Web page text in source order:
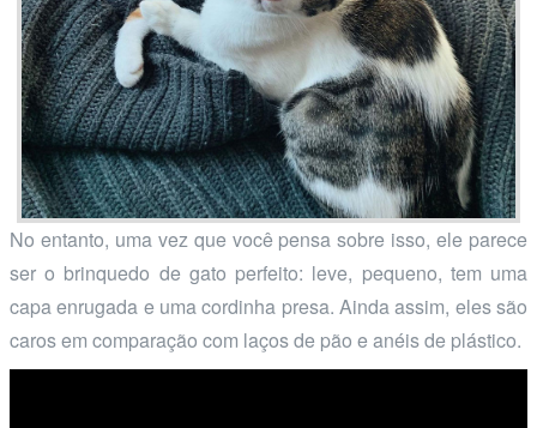
No entanto, uma vez que você pensa sobre isso, ele parece
ser o brinquedo de gato perfeito: leve, pequeno, tem uma
capa enrugada e uma cordinha presa. Ainda assim, eles são
caros em comparação com laços de pão e anéis de plástico.